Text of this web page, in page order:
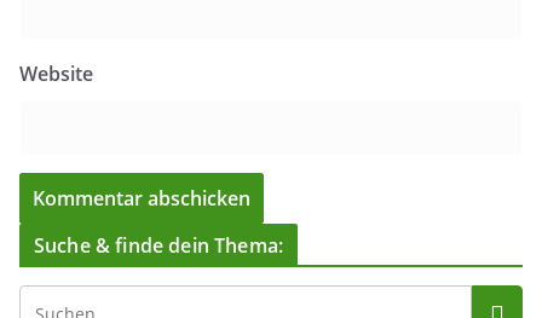
Website
Suche & finde dein Thema: